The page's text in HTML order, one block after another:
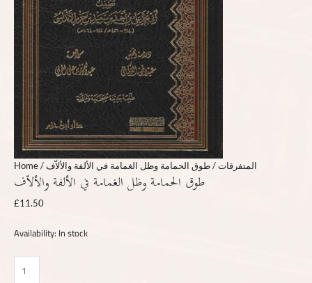
Home/ المتفرقات/ طوق الحمامة وظل الغمامة في الألفة والألاّف
طوق الحمامة وظل الغمامة في الألفة والألاّف
£11.50
Availability: In stock